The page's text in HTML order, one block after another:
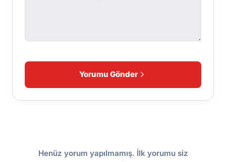
Yorumu Gönder
Henüz yorum yapılmamış. İlk yorumu siz